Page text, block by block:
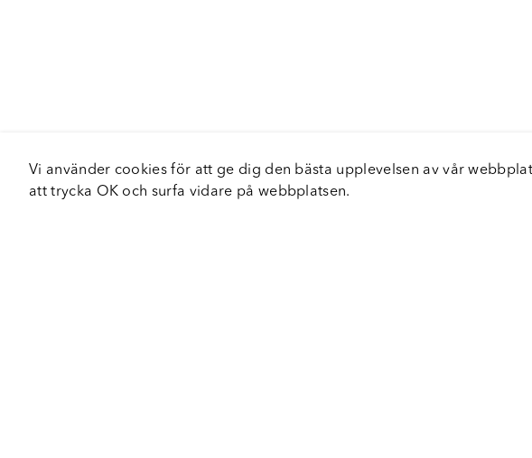
Vi använder cookies för att ge dig den bästa upplevelsen av vår
att trycka OK och surfa vidare på webbplatsen.